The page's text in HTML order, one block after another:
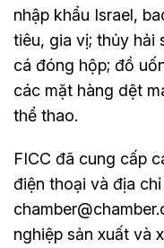
nhập khẩu Israel,
tiêu, gia vị; thủy hải
cá đóng hộp; đồ
các mặt hàng dệt
thể thao.
FICC đã cung cấp
điện thoại và địa
nghiệp sản xuất và